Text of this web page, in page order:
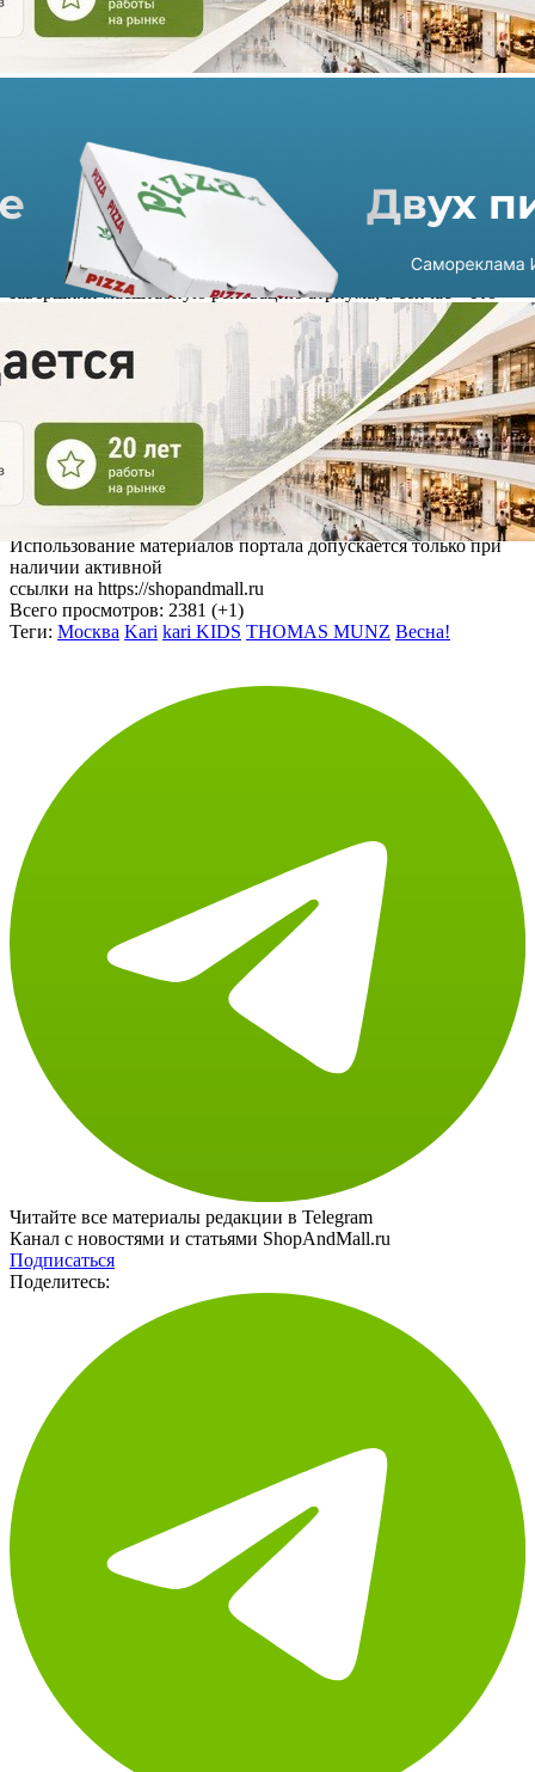
28.09.2022 г. в 12:00
магазин обуви и аксессуаров Thomas Münz площадью 303 кв.
Лариса Черкасова, коммерческий директор ТРЦ «Весна!»,
рассказала: «Мы продолжаем тенденцию обновлений в ТРЦ:
сначала это была реновация фуд-корта и общих зон, летом мы
завершили масштабную реновацию атриума, а сейчас – это
бренды. Таким образом мы не только обновляем внешний
вид, но и стремимся соответствовать новым запросам и
потребностям аудитории».
Напомним, недавно в ТРЦ «Весна!» (GLA 129 тыс кв. метров,
GBA 58,6 тыс кв. метров)
завершилась реновация
общественных зон, позже в моллепосле модернизации
открылся магазин косметики и парфюмерии «Л’Этуаль», а
брендBefree представил магазин в новом формате.
Источник: Авторский материал ShopAndMall.ru
Использование материалов портала допускается только при
наличии активной
ссылки на https://shopandmall.ru
Всего просмотров:2381 (+1)
Теги:Москва Kari kari KIDS THOMAS MUNZ Весна!
Читайте все материалы редакции в Telegram
Канал с новостями и статьями ShopAndMall.ru
Подписаться
Поделитесь: